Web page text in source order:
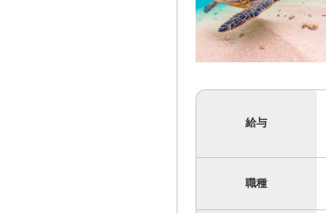
給与
職種